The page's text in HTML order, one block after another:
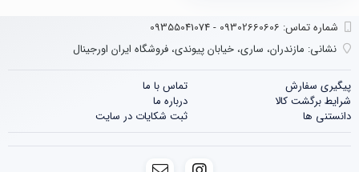
شماره تماس‌: 09302660606 - 09355041074
نشانی: مازندران، ساری، خیابان پیوندی، فروشگاه ایران اورجینال
پیگیری سفارش
تماس با ما
شرایط برگشت کالا
درباره ما
دانستنی ها
ثبت شکایات در سایت